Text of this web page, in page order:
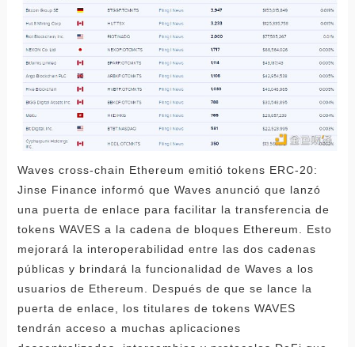
Waves cross-chain Ethereum emitió tokens ERC-20:
Jinse Finance informó que Waves anunció que lanzó
una puerta de enlace para facilitar la transferencia de
tokens WAVES a la cadena de bloques Ethereum. Esto
mejorará la interoperabilidad entre las dos cadenas
públicas y brindará la funcionalidad de Waves a los
usuarios de Ethereum. Después de que se lance la
puerta de enlace, los titulares de tokens WAVES
tendrán acceso a muchas aplicaciones